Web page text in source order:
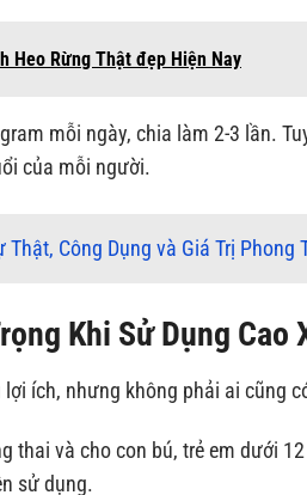
Heo Rừng Thật đẹp Hiện Nay
mỗi ngày, chia làm 2-3 lần.
của mỗi người.
Thật, Công Dụng và Giá Trị Phong
Khi Sử Dụng Cao
ích, nhưng không phải ai cũng
thai và cho con bú, trẻ em dưới
sử dụng.